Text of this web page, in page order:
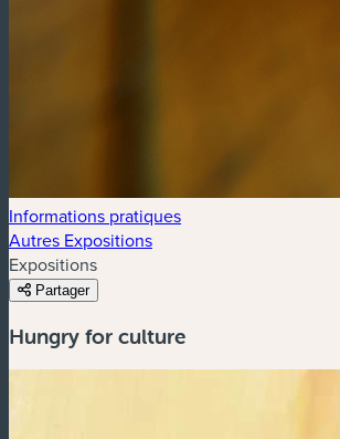
Informations pratiques
Autres Expositions
Expositions
Partager
Hungry for culture